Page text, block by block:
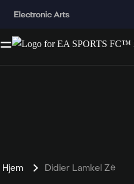
Hjem Didier Lamkel Zé